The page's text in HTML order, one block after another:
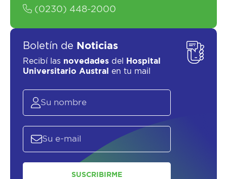
(0230) 448-2000
Boletín de Noticias
Recibí las novedades del
Hospital
Universitario Austral
en tu mail
SUSCRIBIRME